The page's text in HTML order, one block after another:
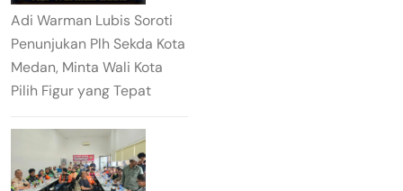
Adi Warman Lubis Soroti
Penunjukan Plh Sekda Kota
Medan, Minta Wali Kota
Pilih Figur yang Tepat